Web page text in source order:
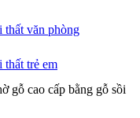
thất văn phòng
thất trẻ em
gỗ cao cấp bằng gỗ sồi